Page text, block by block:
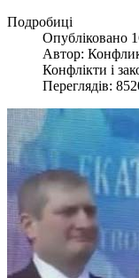
Подробиці
Опубліковано
Автор:
Конфлікти і
Переглядів: